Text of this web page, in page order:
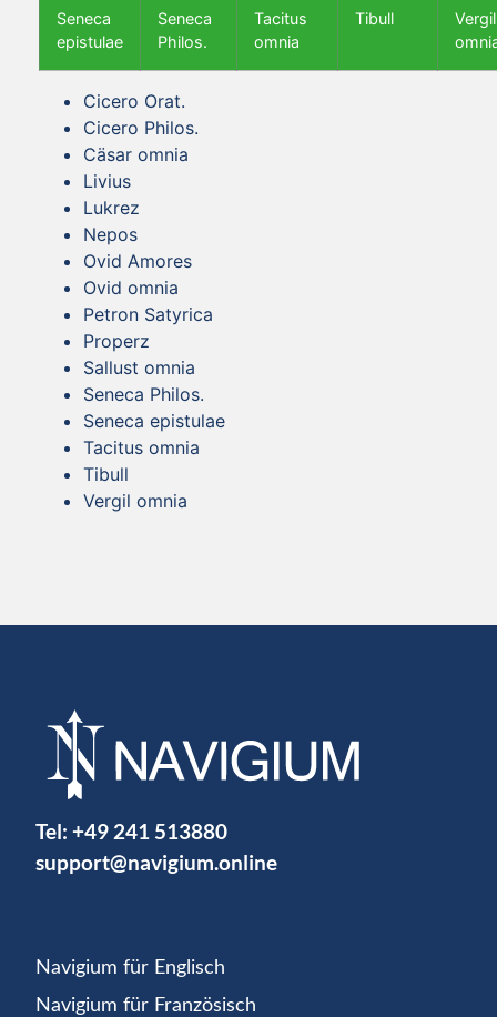
Seneca
epistulae
Seneca
Philos.
Tacitus
omnia
Tibull
Vergil
Cicero Orat.
Cicero Philos.
Cäsar omnia
Livius
Lukrez
Nepos
Ovid Amores
Ovid omnia
Petron Satyrica
Properz
Sallust omnia
Seneca Philos.
Seneca epistulae
Tacitus omnia
Tibull
Vergil omnia
Tel: +49 241 513880
support@navigium.online
Navigium für Englisch
Navigium für Französisch